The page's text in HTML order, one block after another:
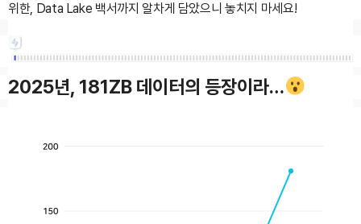
위한, Data Lake 백서까지 알차게 담았으니 놓치지 마세요!
2025년, 181ZB 데이터의 등장이라…